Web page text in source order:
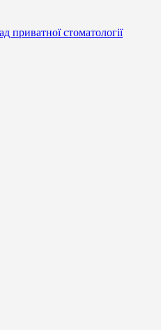
приватної стоматології